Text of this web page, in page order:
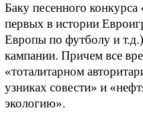
Баку песенного
первых в истории
Европы по футболу и
кампании. Причем все
«тоталитарном
узниках совести» и
экологию».